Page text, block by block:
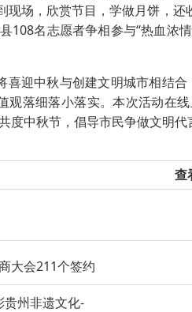
现场，欣赏节目，学做月饼，
108名志愿者争相参与“热血浓
迎中秋与创建文明城市相结合
观落细落小落实。本次活动在
度中秋节，倡导市民争做文明
查
大会211个签约
贵州非遗文化-